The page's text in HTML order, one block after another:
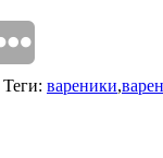
Теги: вареники,